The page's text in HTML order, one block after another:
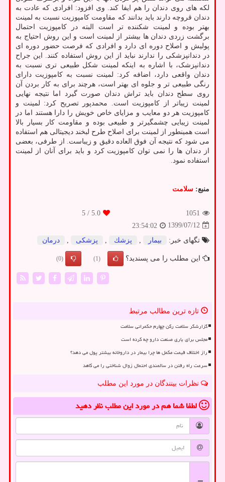
لکه های روی دندان را هم ایفا کند. وی افزود: افرادی که عادت به
دندان قروچه دارند باید بدانند که مقاومت کامپوزیت نسبت به لمینت
بهتر بوده و لمینت شکننده تر است البته در کامپوزیت احتمال
برگشت زردی دندان ها بیشتر از لمینت است و این روش احتیاج به
پولیش و اصلاح دوره ای دارد و افرادی که فرصت حضور دوره ای
در دندانپزشکی را ندارند نباید از این روش استفاده کنند. این جراح
دندانپزشک، با اشاره به اینکه لمینت شکل طبیعی تری نسبت به
دندان واقعی دارد، اضافه کرد: لمینت نسبت به کامپوزیت دارای
رنگی طبیعی تر و جلوه ای بهتر است، هرچند برای به کار بردن آن
روی سطح دندان باید تراش دندان صورت گیرد اما نتیجه نهایی
لمینت زیباتر از کامپوزیت است. محمدپور تصریح کرد: لمینت و
کامپوزیت هر دو معایب و مزایای خاص خویش را دارا هستند اما در
لمینت زیبایی چشمگیرتر و طبیعی بوده و مقاومت کار بسیار بالا
است همینطور از لمینت برای اصلاح طرح لبخند دیجیتالی هم استفاده
می شود که نتیجه آن فوق العاده دقیق و زیباست. از طرفی، بعضی
از دندان ها را نمی توان کامپوزیت کرد و باید برای آنان از لمینت
استفاده نمود.
منبع: سلامت
1051
5.0
/ 5
1399/07/12
23:54:02
تگهای خبر:
بیمار پزشك پزشكی درمان
این مطلب را می پسندید؟ (1)
(0)
تازه ترین مطالب مرتبط
گزارشگر سلامت رکن چهارم حکمرانی سلامت
مجلس برای یاری صنعت دارو چه کرده است
راز اختلاف قیمت مکمل ها چرا بیمار در داروخانه بیشتر پول می دهد؟
سرعت راه رفتن در سالمندی احتمال زوال شناختی را می کاهد
نظرات بینندگان در مورد این مطلب
لطفا شما همدر مورد این مطلبنظر دهید